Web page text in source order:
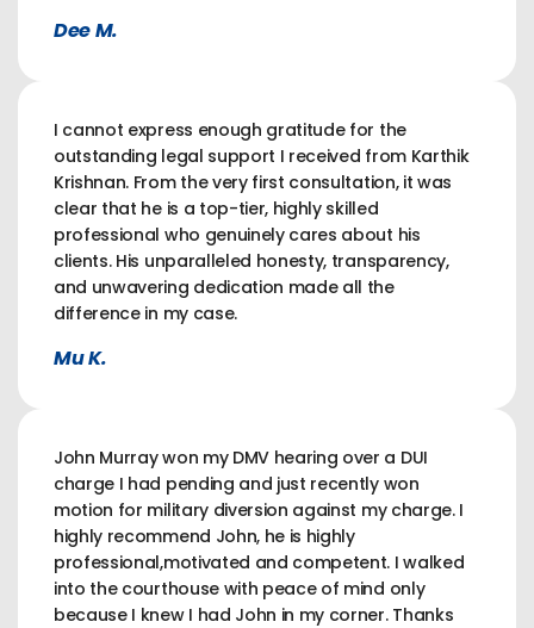
Dee M.
I cannot express enough gratitude for the
outstanding legal support I received from Karthik
Krishnan. From the very first consultation, it was
clear that he is a top-tier, highly skilled
professional who genuinely cares about his
clients. His unparalleled honesty, transparency,
and unwavering dedication made all the
difference in my case.
Mu K.
John Murray won my DMV hearing over a DUI
charge I had pending and just recently won
motion for military diversion against my charge. I
highly recommend John, he is highly
professional,motivated and competent. I walked
into the courthouse with peace of mind only
because I knew I had John in my corner. Thanks